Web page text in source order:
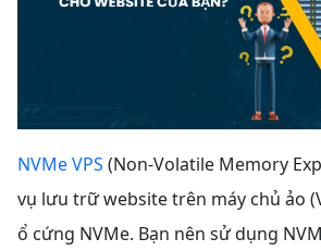
NVMe VPS (Non-Volatile Memory
vụ lưu trữ website trên máy chủ ảo
ổ cứng NVMe. Bạn nên sử dụng